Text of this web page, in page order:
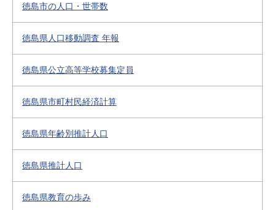
徳島市の人口・世帯数
徳島県人口移動調査 年報
徳島県公立高等学校募集定員
徳島県市町村民経済計算
徳島県年齢別推計人口
徳島県推計人口
徳島県教育の歩み